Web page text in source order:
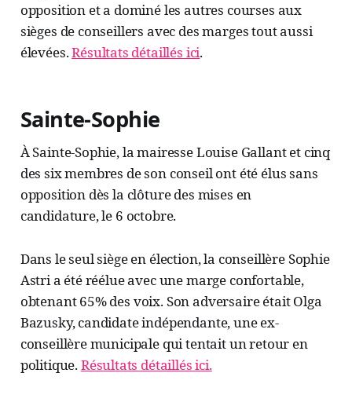
opposition et a dominé les autres courses aux
sièges de conseillers avec des marges tout aussi
élevées.Résultats détaillés ici.
Sainte-Sophie
À Sainte-Sophie, la mairesse Louise Gallant et cinq
des six membres de son conseil ont été élus sans
opposition dès la clôture des mises en
candidature, le 6 octobre.
Dans le seul siège en élection, la conseillère Sophie
Astri a été réélue avec une marge confortable,
obtenant 65% des voix. Son adversaire était Olga
Bazusky, candidate indépendante, une ex-
conseillère municipale qui tentait un retour en
politique.Résultats détaillés ici.